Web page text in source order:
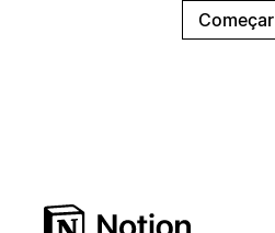
Começar